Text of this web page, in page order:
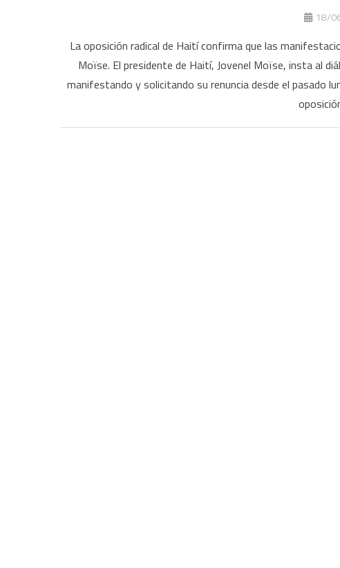
18/
La oposición radical de Haití confirma que las
Moïse. El presidente de Haití, Jovenel Moïse, insta al
manifestando y solicitando su renuncia desde el pasado